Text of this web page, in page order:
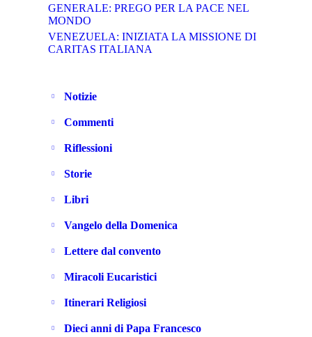
GENERALE: PREGO PER LA PACE NEL
MONDO
VENEZUELA: INIZIATA LA MISSIONE DI
CARITAS ITALIANA
Notizie
Commenti
Riflessioni
Storie
Libri
Vangelo della Domenica
Lettere dal convento
Miracoli Eucaristici
Itinerari Religiosi
Dieci anni di Papa Francesco